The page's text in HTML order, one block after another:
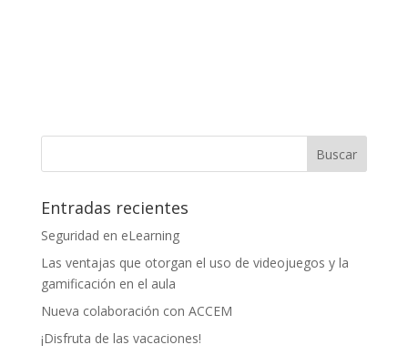
Entradas recientes
Seguridad en eLearning
Las ventajas que otorgan el uso de videojuegos y la
gamificación en el aula
Nueva colaboración con ACCEM
¡Disfruta de las vacaciones!